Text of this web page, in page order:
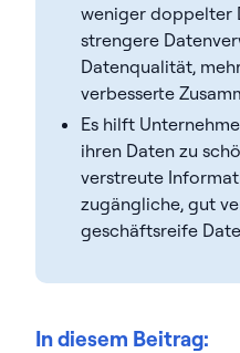
weniger doppelter
strengere
Datenqualität,
verbesserte
Es hilft
ihren Daten zu
verstreute
zugängliche, gut
geschäftsreife
In diesem Beitrag: